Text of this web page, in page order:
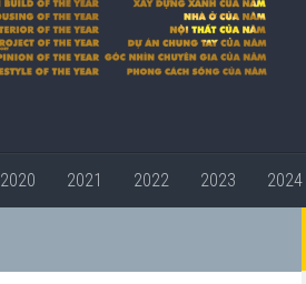
2020 2021 2022 2023 2024